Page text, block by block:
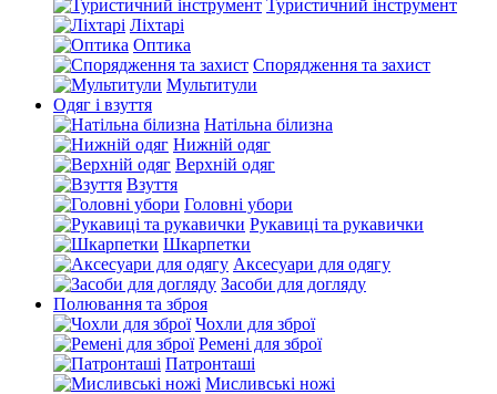
Туристичний інструмент
Ліхтарі
Оптика
Спорядження та захист
Мультитули
Одяг і взуття
Натільна білизна
Нижній одяг
Верхній одяг
Взуття
Головні убори
Рукавиці та рукавички
Шкарпетки
Аксесуари для одягу
Засоби для догляду
Полювання та зброя
Чохли для зброї
Ремені для зброї
Патронташі
Мисливські ножі